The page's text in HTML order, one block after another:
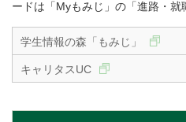
ードは「Myもみじ」の「進路・就
学生情報の森「もみじ」
キャリタスUC